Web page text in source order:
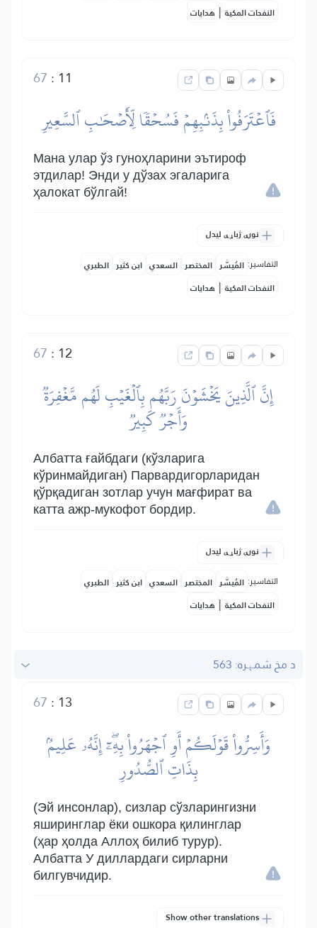
النفحات المكية | هدايات
11
:
67
فَٱعۡتَرَفُواْ بِذَنۢبِهِمۡ فَسُحۡقٗا لِّأَصۡحَٰبِ ٱلسَّعِيرِ
Мана улар ўз гуноҳларини эътироф
этдилар! Энди у дўзах эгаларига
ҳалокат бўлгай!
نورې ژباړې لیدل
التفاسير: المُيسَّر المختصر السعدي ابن كثير الطبري
النفحات المكية | هدايات
12
:
67
إِنَّ ٱلَّذِينَ يَخۡشَوۡنَ رَبَّهُم بِٱلۡغَيۡبِ لَهُم مَّغۡفِرَةٞ
وَأَجۡرٞ كَبِيرٞ
Албатта ғайбдаги (кўзларига
кўринмайдиган) Парвардигорларидан
қўрқадиган зотлар учун мағфират ва
катта ажр-мукофот бордир.
نورې ژباړې لیدل
التفاسير: المُيسَّر المختصر السعدي ابن كثير الطبري
النفحات المكية | هدايات
د مخ شمېره: 563
13
:
67
وَأَسِرُّواْ قَوۡلَكُمۡ أَوِ ٱجۡهَرُواْ بِهِۦٓۖ إِنَّهُۥ عَلِيمُۢ
بِذَاتِ ٱلصُّدُورِ
(Эй инсонлар), сизлар сўзларингизни
яширинглар ёки ошкора қилинглар
(ҳар ҳолда Аллоҳ билиб турур).
Албатта У диллардаги сирларни
билгувчидир.
Show other translations